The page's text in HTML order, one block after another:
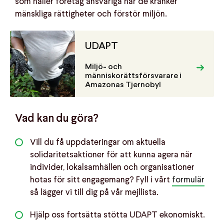
som håller företag ansvariga när de kränker
mänskliga rättigheter och förstör miljön.
UDAPT
Miljö- och
människorättsförsvarare i
Amazonas Tjernobyl
Vad kan du göra?
Vill du få uppdateringar om aktuella
solidaritetsaktioner för att kunna agera när
individer, lokalsamhällen och organisationer
hotas för sitt engagemang? Fyll i vårt formulär
så lägger vi till dig på vår mejllista.
Hjälp oss fortsätta stötta UDAPT ekonomiskt.